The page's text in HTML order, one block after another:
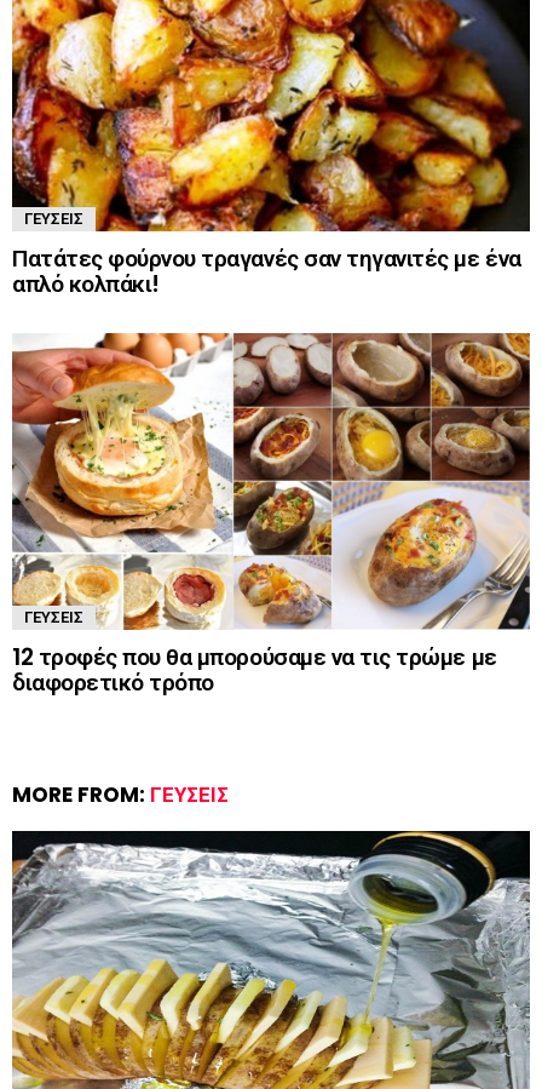
ΓΕΎΣΕΙΣ
Πατάτες φούρνου τραγανές σαν τηγανιτές με ένα
απλό κολπάκι!
ΓΕΎΣΕΙΣ
12 τροφές που θα μπορούσαμε να τις τρώμε με
διαφορετικό τρόπο
MORE FROM: ΓΕΎΣΕΙΣ